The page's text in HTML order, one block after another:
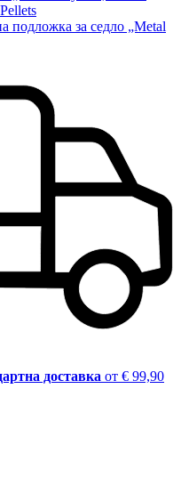
подложка за седло „Metal
доставка от € 99,90